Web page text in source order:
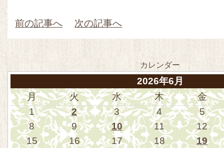
前の記事へ 次の記事へ
カレンダー
2026年6月
月
火 水 木 金
1 2 3 4
5
8
9 10 11
12
15
16 17 18
19